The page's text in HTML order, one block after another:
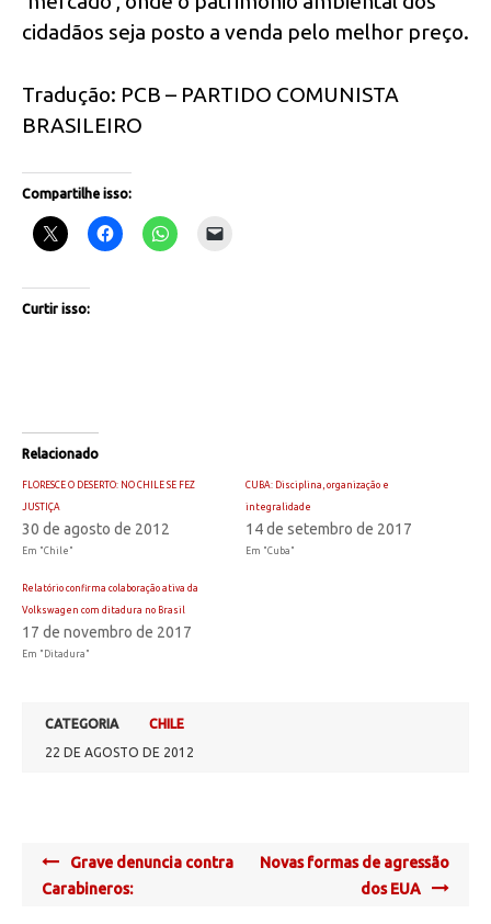
cidadãos seja posto a venda pelo melhor preço.
Tradução: PCB – PARTIDO COMUNISTA
BRASILEIRO
Compartilhe isso:
Curtir isso:
Relacionado
FLORESCE O DESERTO: NO CHILE SE FEZ
JUSTIÇA
30 de agosto de 2012
Em "Chile"
CUBA: Disciplina, organização e
integralidade
14 de setembro de 2017
Em "Cuba"
Relatório confirma colaboração ativa da
Volkswagen com ditadura no Brasil
17 de novembro de 2017
Em "Ditadura"
CATEGORIA
CHILE
22 DE AGOSTO DE 2012
Post
navigation
Grave denuncia contra
Carabineros:
Novas formas de agressão
dos EUA